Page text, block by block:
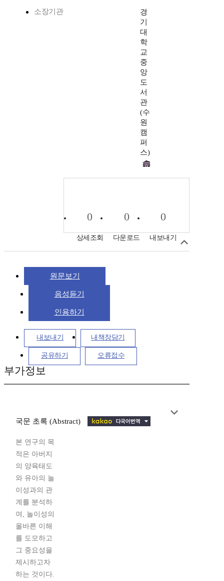
소장기관
경
기
대
학
교
중
앙
도
서
관
(수
원
캠
퍼
스)
0
상세조회
0
다운로드
0
내보내기
원문보기
음성듣기
인용하기
내보내기 내책장담기
공유하기 오류접수
부가정보
국문 초록 (Abstract)
본 연구의 목
적은 아버지
의 양육태도
와 유아의 놀
이성과의 관
계를 분석하
여, 놀이성의
올바른 이해
를 도모하고
그 중요성을
제시하고자
하는 것이다.